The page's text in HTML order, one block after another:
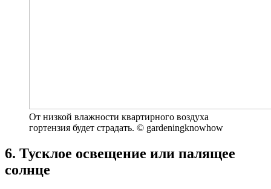
От низкой влажности квартирного воздуха
гортензия будет страдать. © gardeningknowhow
6. Тусклое освещение или палящее
солнце